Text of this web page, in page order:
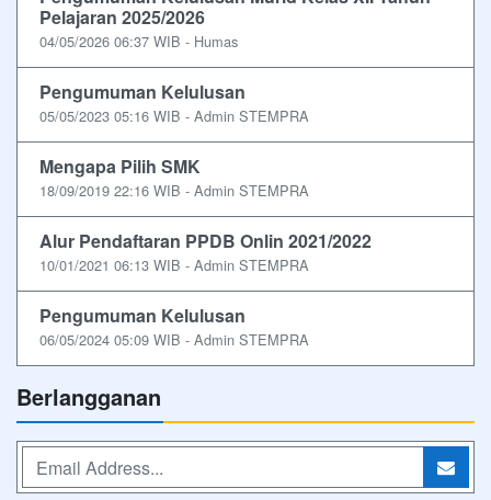
Pelajaran 2025/2026
04/05/2026 06:37 WIB - Humas
Pengumuman Kelulusan
05/05/2023 05:16 WIB - Admin STEMPRA
Mengapa Pilih SMK
18/09/2019 22:16 WIB - Admin STEMPRA
Alur Pendaftaran PPDB Onlin 2021/2022
10/01/2021 06:13 WIB - Admin STEMPRA
Pengumuman Kelulusan
06/05/2024 05:09 WIB - Admin STEMPRA
Berlangganan